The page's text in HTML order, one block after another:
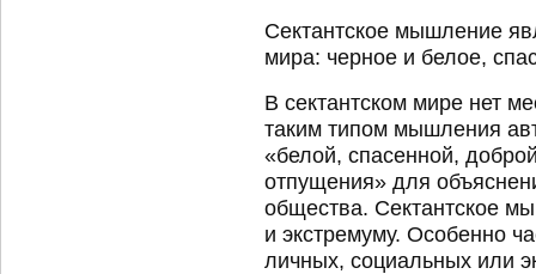
Сектантское мышление
мира: черное и белое,
В сектантском мире нет
таким типом мышления
«белой, спасенной,
отпущения» для
общества. Сектантское
и экстремуму. Особенно
личных, социальных или